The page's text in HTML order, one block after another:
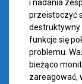
i nadania
przeistoczyć
destruktywny
funkcje się
problemu.
bieżąco
zareagować,